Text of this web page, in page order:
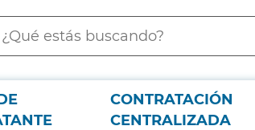
CONTRATACIÓN
CENTRALIZADA
a difteria y tétanos de contenido antigénico